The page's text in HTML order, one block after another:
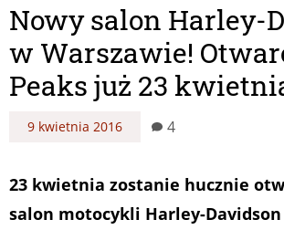
Nowy salon Harley-
w Warszawie!
Peaks już 23
9 kwietnia 2016 4
23 kwietnia zostanie hucznie
salon motocykli Harley-Davidson